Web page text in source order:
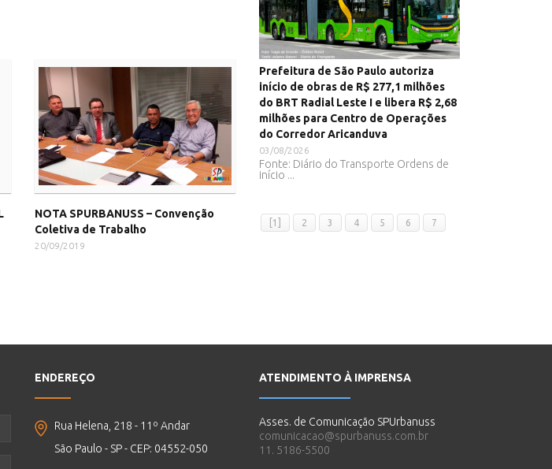
NOTA SPURBANUSS – Convenção
Coletiva de Trabalho
20/09/2019
Prefeitura de São Paulo autoriza
início de obras de R$ 277,1 milhões
do BRT Radial Leste I e libera R$ 2,68
milhões para Centro de Operações
do Corredor Aricanduva
03/08/2026
Fonte: Diário do Transporte Ordens de
início ...
[1] 2 3 4 5 6 7
ENDEREÇO
Rua Helena, 218 - 11º Andar
São Paulo - SP - CEP: 04552-050
ATENDIMENTO À IMPRENSA
Asses. de Comunicação SPUrbanuss
comunicacao@spurbanuss.com.br
11. 5186-5500